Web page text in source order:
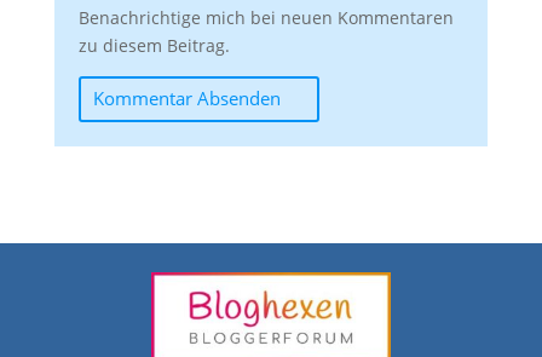
Benachrichtige mich bei neuen Kommentaren
zu diesem Beitrag.
Kommentar Absenden